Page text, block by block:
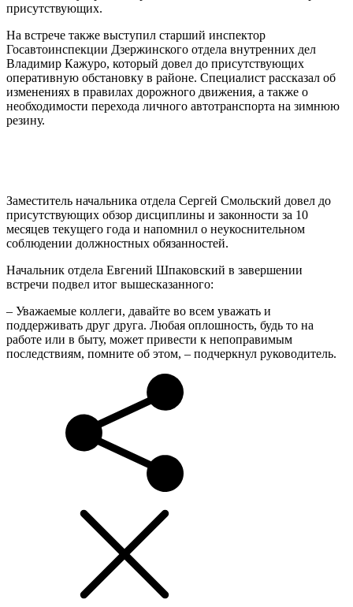
присутствующих.
На встрече также выступил старший инспектор
Госавтоинспекции Дзержинского отдела внутренних дел
Владимир Кажуро, который довел до присутствующих
оперативную обстановку в районе. Специалист рассказал об
изменениях в правилах дорожного движения, а также о
необходимости перехода личного автотранспорта на зимнюю
резину.
Заместитель начальника отдела Сергей Смольский довел до
присутствующих обзор дисциплины и законности за 10
месяцев текущего года и напомнил о неукоснительном
соблюдении должностных обязанностей.
Начальник отдела Евгений Шпаковский в завершении
встречи подвел итог вышесказанного:
– Уважаемые коллеги, давайте во всем уважать и
поддерживать друг друга. Любая оплошность, будь то на
работе или в быту, может привести к непоправимым
последствиям, помните об этом, – подчеркнул руководитель.